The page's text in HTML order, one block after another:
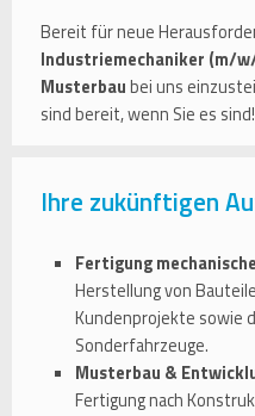
Bereit für neue
Industriemechaniker (m/
Musterbaubei uns
sind bereit, wenn Sie es sind!
Ihre zukünftigen
Fertigung
Herstellung von
Kundenprojekte sowie
Sonderfahrzeuge.
Musterbau &
Fertigung nach